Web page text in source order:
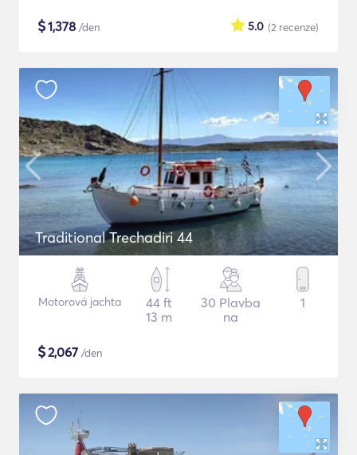
$1,378 /den (2 recenze)
5.0
Traditional Trechadiri 44
Motorová jachta
44 ft
13 m
30 Plavba
na
1
$2,067 /den